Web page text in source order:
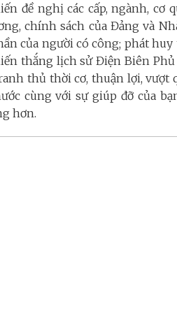
đề nghị các cấp, ngành, cơ
chính sách của Đảng và
của người có công; phát
thắng lịch sử Điện Biên Phủ
thủ thời cơ, thuận lợi, vượt
cùng với sự giúp đỡ của
hơn.